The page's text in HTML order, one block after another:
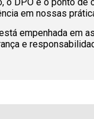
em nossas
empenhada em
e